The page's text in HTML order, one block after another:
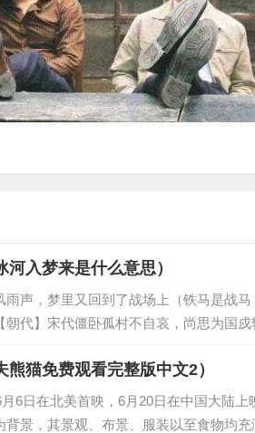
入梦来是什么意思）
声，梦里又回到了战场上（铁马是战
朝代】宋代僵卧孤村不自哀，尚思为国
猫免费观看完整版中文2）
月6日在北美首映，6月20日在中国大陆
景，其景观、布景、服装以至食物均